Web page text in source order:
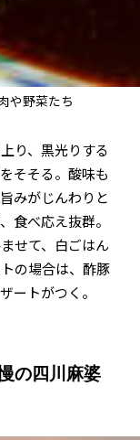
や野菜たち
り、黒光りする
そそる。酸味も
みがじんわりと
食べ応え抜群。
せて、白ごはん
の場合は、酢豚
ートがつく。
の四川麻婆